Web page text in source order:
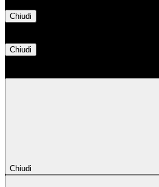
Chiudi
Chiudi
Chiudi